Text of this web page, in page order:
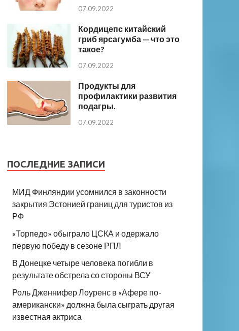
07.09.2022
Кордицепс китайский
гриб ярсагумба — что это
такое?
07.09.2022
Продукты для
профилактики развития
подагры.
07.09.2022
ПОСЛЕДНИЕ ЗАПИСИ
МИД Финляндии усомнился в законности
закрытия Эстонией границ для туристов из
РФ
«Торпедо» обыграло ЦСКА и одержало
первую победу в сезоне РПЛ
В Донецке четыре человека погибли в
результате обстрела со стороны ВСУ
Роль Дженнифер Лоуренс в «Афере по-
американски» должна была сыграть другая
известная актриса